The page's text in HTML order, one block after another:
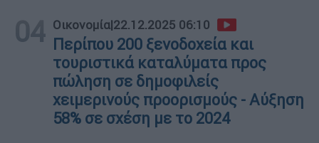
04 Οικονομία|22.12.2025 06:10
Περίπου 200 ξενοδοχεία και
τουριστικά καταλύματα προς
πώληση σε δημοφιλείς
χειμερινούς προορισμούς - Αύξηση
58% σε σχέση με το 2024